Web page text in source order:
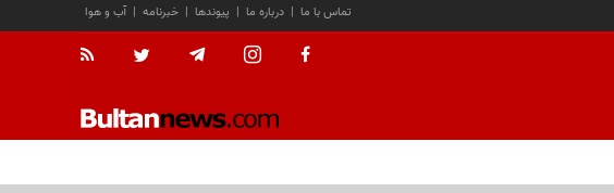
آب و هوا | خبرنامه | پیوندها | درباره ما | تماس با ما